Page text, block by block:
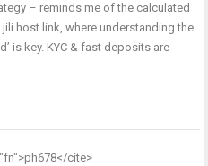
– reminds me of the calculated
jili host link, where understanding the
is key. KYC & fast deposits are
cite>